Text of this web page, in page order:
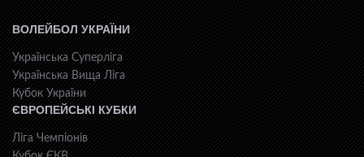
ВОЛЕЙБОЛ УКРАЇНИ
Українська Суперліга
Українська Вища Ліга
Кубок України
ЄВРОПЕЙСЬКІ КУБКИ
Ліга Чемпіонів